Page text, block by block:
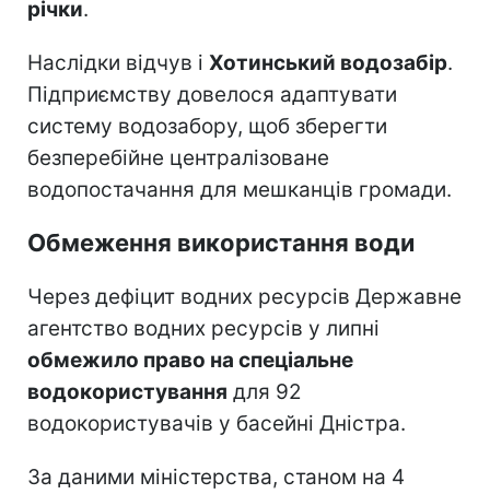
річки.
Наслідки відчув і Хотинський водозабір.
Підприємству довелося адаптувати
систему водозабору, щоб зберегти
безперебійне централізоване
водопостачання для мешканців громади.
Обмеження використання води
Через дефіцит водних ресурсів Державне
агентство водних ресурсів у липні
обмежило право на спеціальне
водокористування для 92
водокористувачів у басейні Дністра.
За даними міністерства, станом на 4